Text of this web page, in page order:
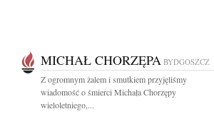
MICHAŁ CHORZĘPA BYDGOSZCZ
Z ogromnym żalem i smutkiem przyjęliśmy
wiadomość o śmierci Michała Chorzępy
wieloletniego,...